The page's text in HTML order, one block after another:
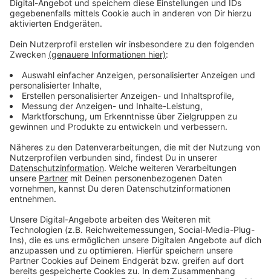
Verdi ruft seit 2013 immer wieder zu Streiks
auf
Anzeige
Organisiert wird der globale Warnstreik neben Verdi
auch vom Weltdachverband der
Dienstleistungsgewerkschaften UNI Global Union. Ab
10 Uhr 50 wird auch einLive-Streamzur Kundgebung
freigeschaltet. Seit 2013 ruft Verdi immer wieder zu
Streiks bei Amazon auf. Die Gewerkschaft wirft dem
Online-Riesen unfaire Arbeitsbedingungen vor. Das
Unternehmen selbst zeigt sich von den
Protestaktionen und Warnstreiks bisher immer
unbeeindruckt. Es betont, dass die Beschäftigten faire
Löhne erhalten - auch ohne Tarifvertrag.
Anzeige